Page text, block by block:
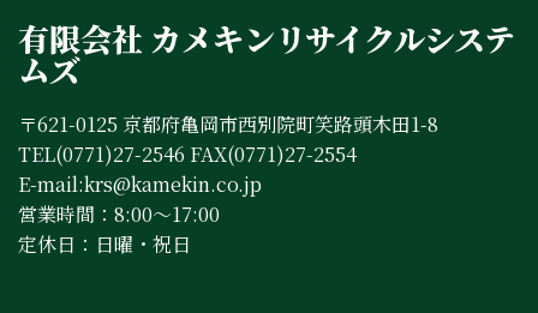
有限会社 カメキンリサイクルシステ
ムズ
〒621-0125 京都府亀岡市西別院町笑路頭木田1-8
TEL(0771)27-2546 FAX(0771)27-2554
E-mail:krs@kamekin.co.jp
営業時間：8:00～17:00
定休日：日曜・祝日